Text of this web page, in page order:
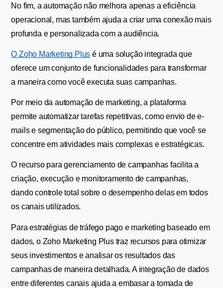
No fim, a automação não melhora apenas a eficiência
operacional, mas também ajuda a criar uma conexão mais
profunda e personalizada com a audiência.
O Zoho Marketing Plus é uma solução integrada que
oferece um conjunto de funcionalidades para transformar
a maneira como você executa suas campanhas.
Por meio da automação de marketing, a plataforma
permite automatizar tarefas repetitivas, como envio de e-
mails e segmentação do público, permitindo que você se
concentre em atividades mais complexas e estratégicas.
O recurso para gerenciamento de campanhas facilita a
criação, execução e monitoramento de campanhas,
dando controle total sobre o desempenho delas em todos
os canais utilizados.
Para estratégias de tráfego pago e marketing baseado em
dados, o Zoho Marketing Plus traz recursos para otimizar
seus investimentos e analisar os resultados das
campanhas de maneira detalhada. A integração de dados
entre diferentes canais ajuda a embasar a tomada de